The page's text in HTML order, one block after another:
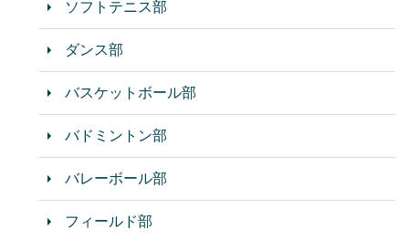
ソフトテニス部
ダンス部
バスケットボール部
バドミントン部
バレーボール部
フィールド部